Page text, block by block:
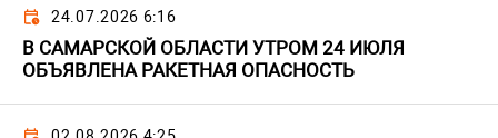
24.07.2026 6:16
В САМАРСКОЙ ОБЛАСТИ УТРОМ 24 ИЮЛЯ
ОБЪЯВЛЕНА РАКЕТНАЯ ОПАСНОСТЬ